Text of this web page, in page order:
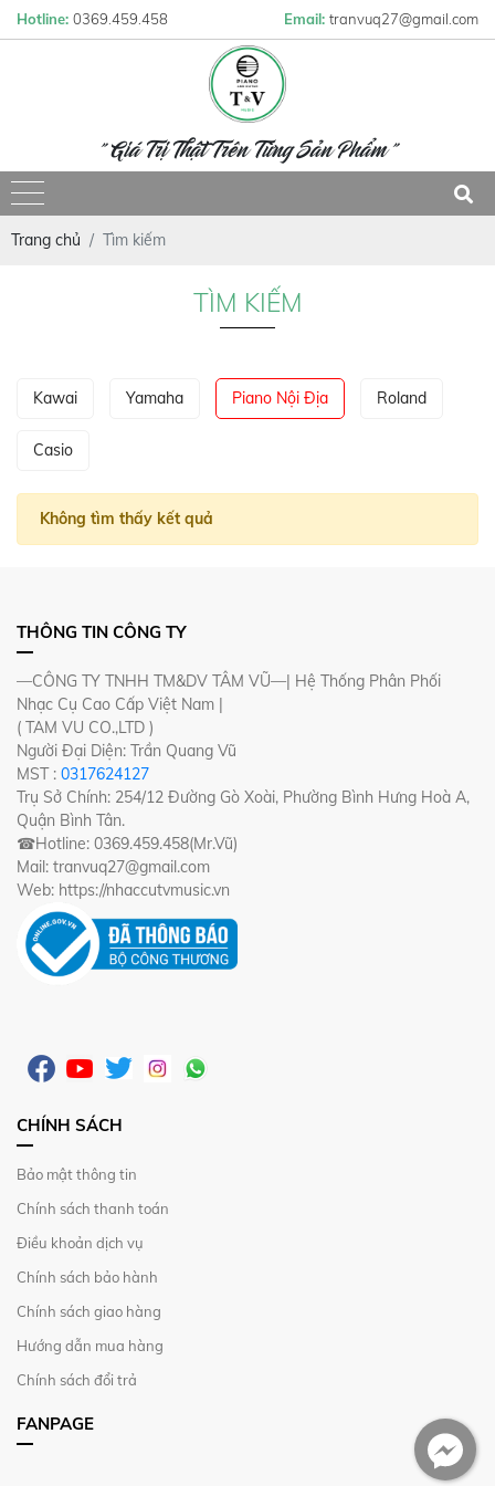
Hotline: 0369.459.458 Email: tranvuq27@gmail.com
" Giá Trị Thật Trên Từng Sản Phẩm "
Trang chủ Tìm kiếm
TÌM KIẾM
Kawai Yamaha Piano Nội Địa Roland
Casio
Không tìm thấy kết quả
THÔNG TIN CÔNG TY
—CÔNG TY TNHH TM&DV TÂM VŨ—| Hệ Thống Phân Phối
Nhạc Cụ Cao Cấp Việt Nam |
( TAM VU CO.,LTD )
Người Đại Diện: Trần Quang Vũ
MST : 0317624127
Trụ Sở Chính: 254/12 Đường Gò Xoài, Phường Bình Hưng Hoà A,
Quận Bình Tân.
☎Hotline: 0369.459.458(Mr.Vũ)
Mail: tranvuq27@gmail.com
Web: https://nhaccutvmusic.vn
CHÍNH SÁCH
Bảo mật thông tin
Chính sách thanh toán
Điều khoản dịch vụ
Chính sách bảo hành
Chính sách giao hàng
Hướng dẫn mua hàng
Chính sách đổi trả
FANPAGE